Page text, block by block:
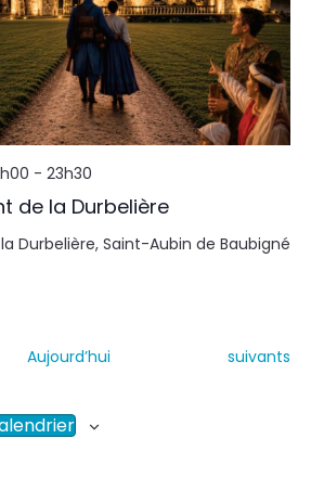
de la Durbelière
- 23h30
Durbelière, Saint-Aubin de Baubigné
Aujourd’hui
É
suivants